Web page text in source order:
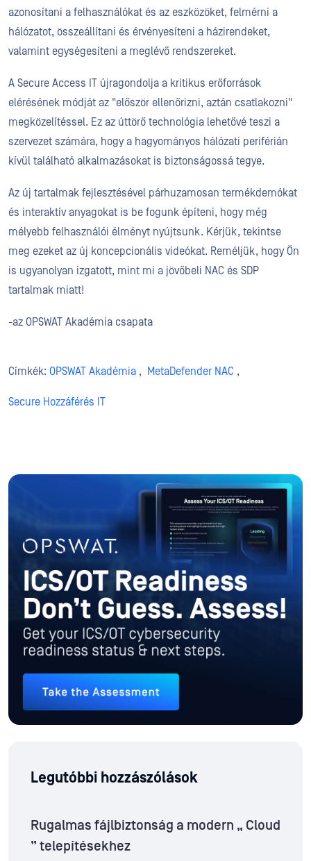
azonosítani a felhasználókat és az eszközöket, felmérni a
hálózatot, összeállítani és érvényesíteni a házirendeket,
valamint egységesíteni a meglévő rendszereket.
A Secure Access IT újragondolja a kritikus erőforrások
elérésének módját az "először ellenőrizni, aztán csatlakozni"
megközelítéssel. Ez az úttörő technológia lehetővé teszi a
szervezet számára, hogy a hagyományos hálózati periférián
kívül található alkalmazásokat is biztonságossá tegye.
Az új tartalmak fejlesztésével párhuzamosan termékdemókat
és interaktív anyagokat is be fogunk építeni, hogy még
mélyebb felhasználói élményt nyújtsunk. Kérjük, tekintse
meg ezeket az új koncepcionális videókat. Reméljük, hogy Ön
is ugyanolyan izgatott, mint mi a jövőbeli NAC és SDP
tartalmak miatt!
-az OPSWAT Akadémia csapata
Címkék: OPSWAT Akadémia , MetaDefender NAC ,
Secure Hozzáférés IT
Legutóbbi hozzászólások
Rugalmas fájlbiztonság a modern „ Cloud
” telepítésekhez